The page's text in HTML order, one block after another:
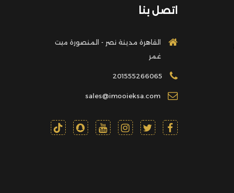
اتصل بنا
القاهرة مدينة نصر - المنصورة ميت
غمر
201555266065
sales@imooieksa.com